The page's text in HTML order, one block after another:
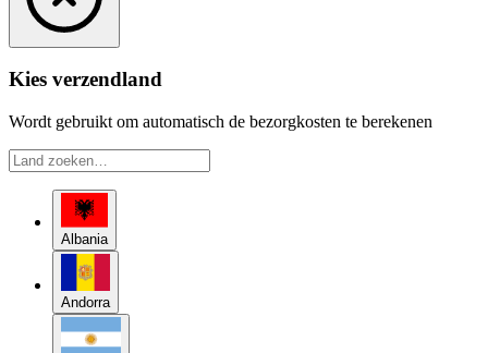
Kies verzendland
Wordt gebruikt om automatisch de bezorgkosten te berekenen
Albania
Andorra